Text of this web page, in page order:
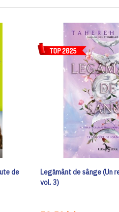
de
Legământ de sânge (Un
vol. 3)